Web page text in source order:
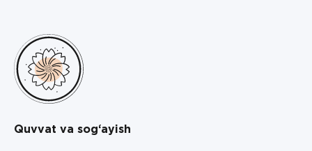
Quvvat va sog‘ayish